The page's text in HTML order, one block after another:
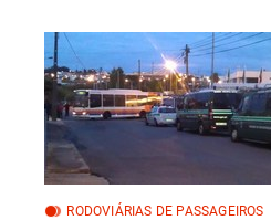
RODOVIÁRIAS DE PASSAGEIROS